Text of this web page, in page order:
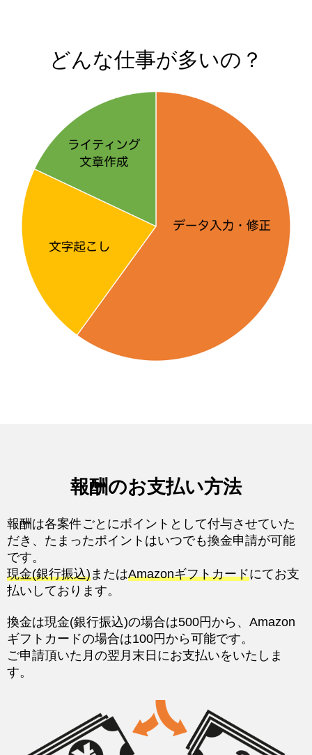
どんな仕事が多いの？
報酬のお支払い方法
報酬は各案件ごとにポイントとして付与させていた
だき、たまったポイントはいつでも換金申請が可能
です。
現金(銀行振込) またはAmazonギフトカードにてお支
払いしております。
換金は現金(銀行振込)の場合は500円から、Amazon
ギフトカードの場合は100円から可能です。
ご申請頂いた月の翌月末日にお支払いをいたしま
す。